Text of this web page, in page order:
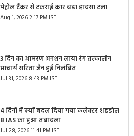
पेट्रोल टैंकर से टकराई कार बड़ा हादसा टला
Aug 1, 2026 2:17 PM IST
3 दिन का आमरण अनशन लाया रंग तत्कालीन
प्राचार्य सरिता जैन हुई निलंबित
Jul 31, 2026 8:43 PM IST
4 दिनों में क्यों बदल दिया गया कलेक्टर शहडोल
8 IAS का हुआ तबादला
Jul 28, 2026 11:41 PM IST